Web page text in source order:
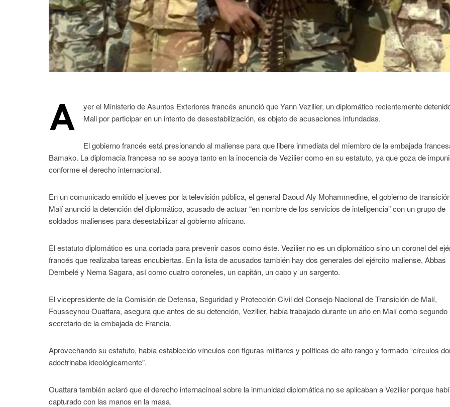
A
yer el Ministerio de Asuntos Exteriores francés anunció que Yann Vezilier, un diplomático recientemente
Mali por participar en un intento de desestabilización, es objeto de acusaciones infundadas.
El gobierno francés está presionando al maliense para que libere inmediata del miembro de la embajada
Bamako. La diplomacia francesa no se apoya tanto en la inocencia de Vezilier como en su estatuto, ya que goza de
conforme el derecho internacional.
En un comunicado emitido el jueves por la televisión pública, el general Daoud Aly Mohammedine, el gobierno de
Malí anunció la detención del diplomático, acusado de actuar “en nombre de los servicios de inteligencia” con un grupo de
soldados malienses para desestabilizar al gobierno africano.
El estatuto diplomático es una cortada para prevenir casos como éste. Vezilier no es un diplomático sino un coronel del
francés que realizaba tareas encubiertas. En la lista de acusados también hay dos generales del ejército maliense, Abbas
Dembelé y Nema Sagara, así como cuatro coroneles, un capitán, un cabo y un sargento.
El vicepresidente de la Comisión de Defensa, Seguridad y Protección Civil del Consejo Nacional de Transición de Malí,
Fousseynou Ouattara, asegura que antes de su detención, Vezilier, había trabajado durante un año en Malí como segundo
secretario de la embajada de Francia.
Aprovechando su estatuto, había establecido vínculos con figuras militares y políticas de alto rango y formado “círculos
adoctrinaba ideológicamente”.
Ouattara también aclaró que el derecho internacinoal sobre la inmunidad diplomática no se aplicaban a Vezilier porque
capturado con las manos en la masa.